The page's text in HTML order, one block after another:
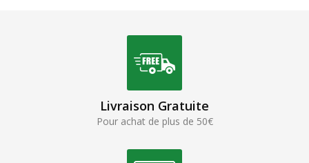
Livraison Gratuite
Pour achat de plus de 50€